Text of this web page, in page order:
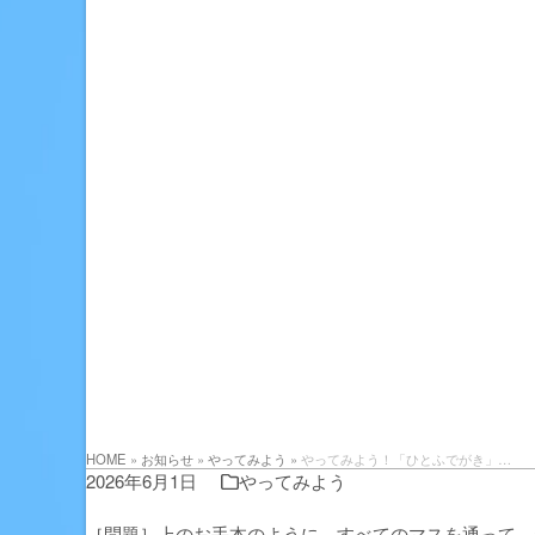
HOME » お知らせ » やってみよう » やってみよう！「ひとふでがき」…
2026年6月1日 やってみよう